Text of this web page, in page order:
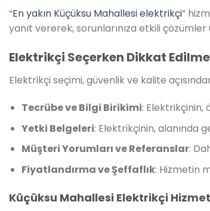
“En yakın Küçüksu Mahallesi elektrikçi”
yanıt vererek, sorunlarınıza etkili
Elektrikçi Seçerken Dikkat
Elektrikçi seçimi, güvenlik ve kalite
Tecrübe ve Bilgi Birikimi: Elektrikçinin,
Yetki Belgeleri: Elektrikçinin, alanında
Müşteri Yorumları ve Referanslar:
Fiyatlandırma ve Şeffaflık: Hizmetin
Küçüksu Mahallesi Elektrikçi